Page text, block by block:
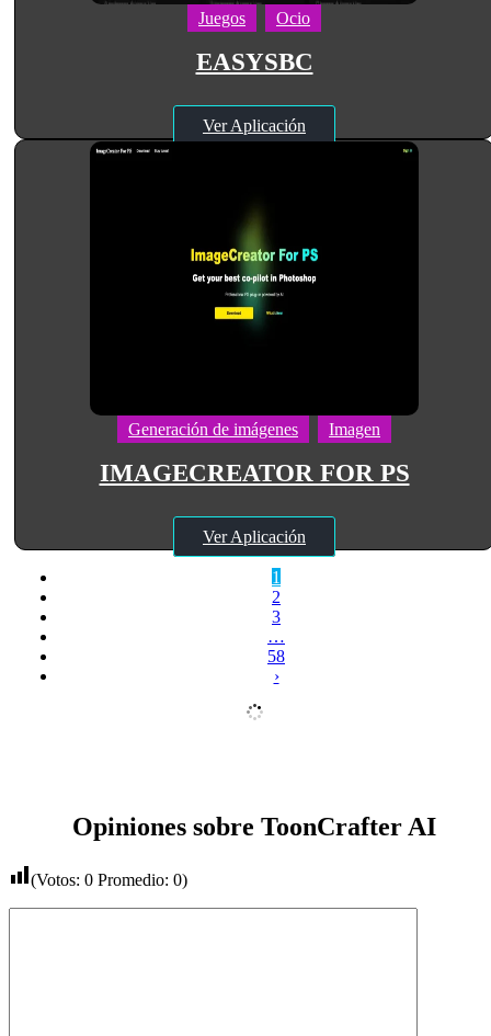
Juegos Ocio
EASYSBC
Ver Aplicación
Generación de imágenes Imagen
IMAGECREATOR FOR PS
Ver Aplicación
1
2
3
…
58
›
Opiniones sobre ToonCrafter AI
(Votos: 0 Promedio: 0)